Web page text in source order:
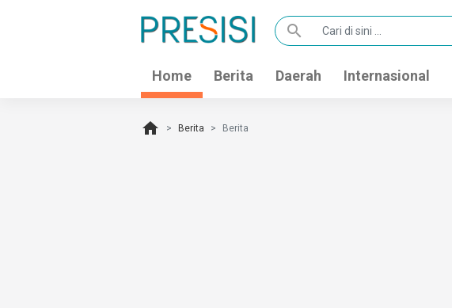
search
Home Berita Daerah Internasional
home Berita Berita